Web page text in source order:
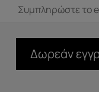
Δωρεάν